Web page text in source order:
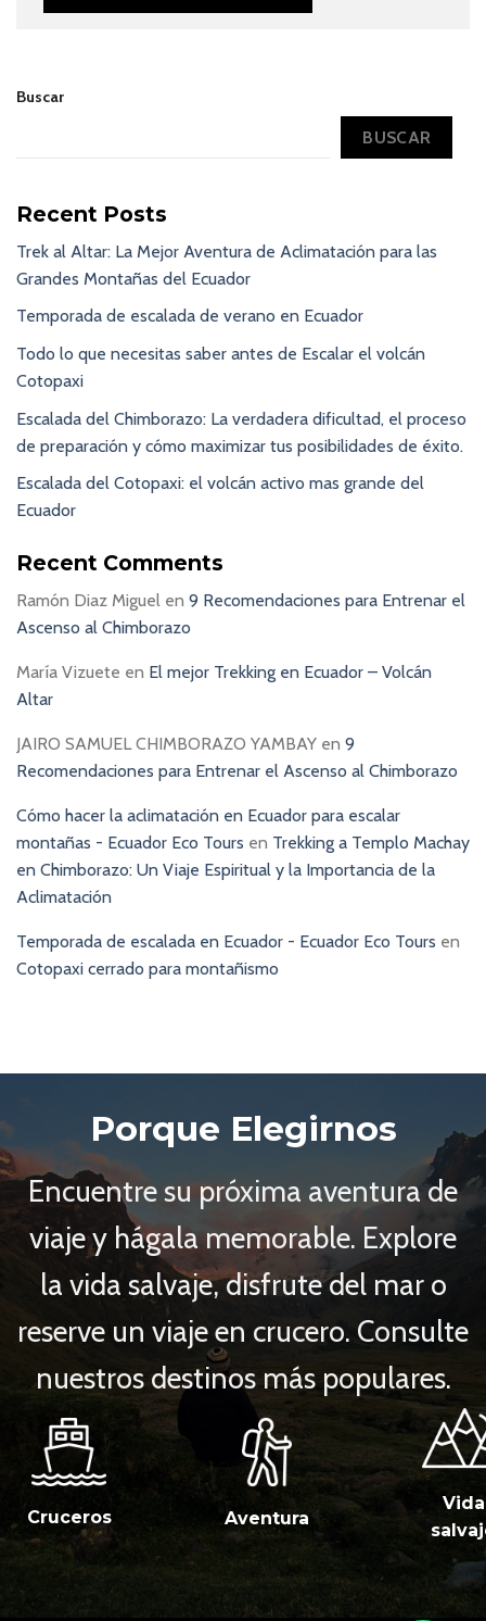
Buscar
BUSCAR
Recent Posts
Trek al Altar: La Mejor Aventura de Aclimatación para las
Grandes Montañas del Ecuador
Temporada de escalada de verano en Ecuador
Todo lo que necesitas saber antes de Escalar el volcán
Cotopaxi
Escalada del Chimborazo: La verdadera dificultad, el proceso
de preparación y cómo maximizar tus posibilidades de éxito.
Escalada del Cotopaxi: el volcán activo mas grande del
Ecuador
Recent Comments
Ramón Diaz Miguel en 9 Recomendaciones para Entrenar el
Ascenso al Chimborazo
María Vizuete en El mejor Trekking en Ecuador – Volcán
Altar
JAIRO SAMUEL CHIMBORAZO YAMBAY en 9
Recomendaciones para Entrenar el Ascenso al Chimborazo
Cómo hacer la aclimatación en Ecuador para escalar
montañas - Ecuador Eco Tours en Trekking a Templo Machay
en Chimborazo: Un Viaje Espiritual y la Importancia de la
Aclimatación
Temporada de escalada en Ecuador - Ecuador Eco Tours en
Cotopaxi cerrado para montañismo
Porque Elegirnos
Encuentre su próxima aventura de
viaje y hágala memorable. Explore
la vida salvaje, disfrute del mar o
reserve un viaje en crucero. Consulte
nuestros destinos más populares.
Cruceros Aventura
Vida